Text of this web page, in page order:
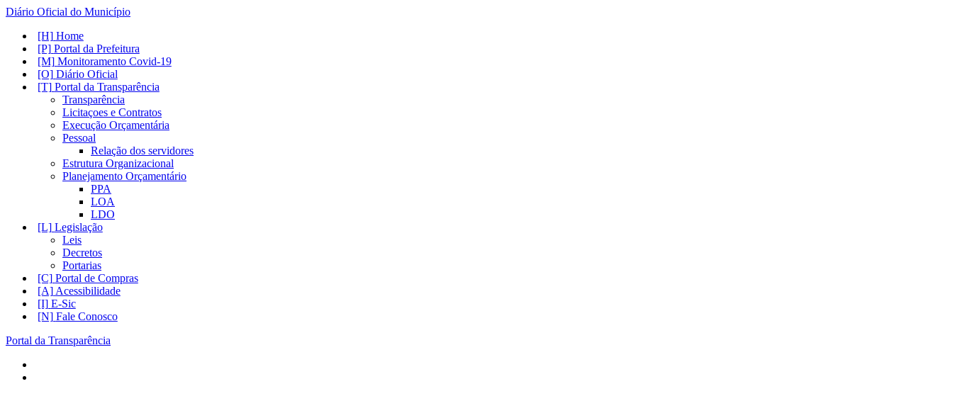
Diário Oficial do Município
Home
Portal da Prefeitura
Monitoramento Covid-19
Diário Oficial
Portal da Transparência
Transparência
Licitaçoes e Contratos
Execução Orçamentária
Pessoal
Relação dos servidores
Estrutura Organizacional
Planejamento Orçamentário
PPA
LOA
LDO
Legislação
Leis
Decretos
Portarias
Portal de Compras
Acessibilidade
E-Sic
Fale Conosco
Portal da Transparência